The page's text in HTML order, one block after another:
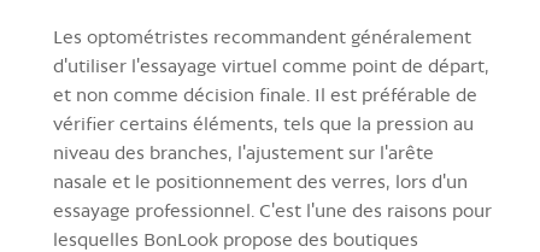
Les optométristes recommandent généralement
d'utiliser l'essayage virtuel comme point de départ,
et non comme décision finale. Il est préférable de
vérifier certains éléments, tels que la pression au
niveau des branches, l'ajustement sur l'arête
nasale et le positionnement des verres, lors d'un
essayage professionnel. C'est l'une des raisons pour
lesquelles BonLook propose des boutiques